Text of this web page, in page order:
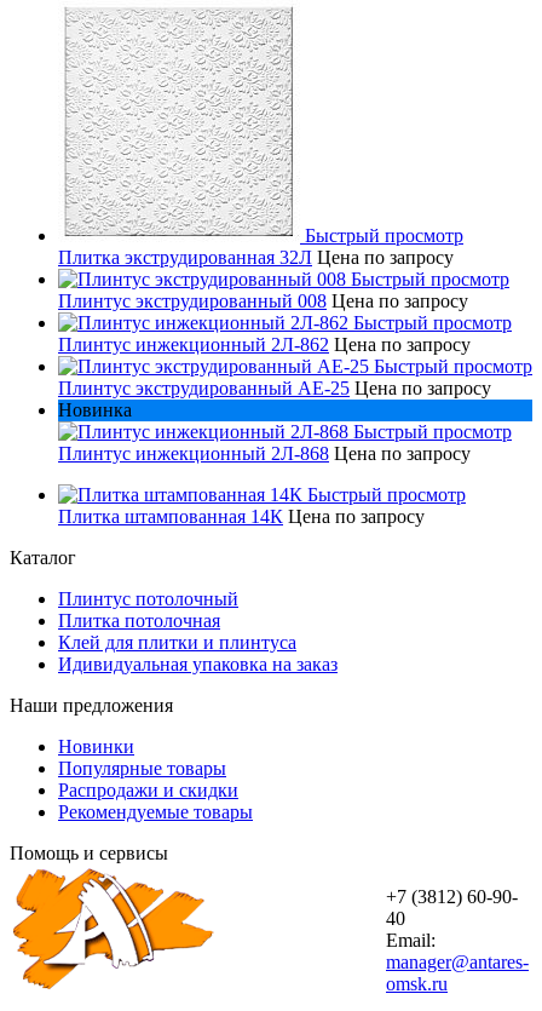
Быстрый просмотр
Плитка экструдированная 32Л Цена по запросу
Быстрый просмотр
Плинтус экструдированный 008 Цена по запросу
Быстрый просмотр
Плинтус инжекционный 2Л-862 Цена по запросу
Быстрый просмотр
Плинтус экструдированный AE-25 Цена по запросу
Новинка
Быстрый просмотр
Плинтус инжекционный 2Л-868 Цена по запросу
Быстрый просмотр
Плитка штампованная 14К Цена по запросу
Каталог
Плинтус потолочный
Плитка потолочная
Клей для плитки и плинтуса
Идивидуальная упаковка на заказ
Наши предложения
Новинки
Популярные товары
Распродажи и скидки
Рекомендуемые товары
Помощь и сервисы
+7 (3812) 60-90-
40
Email:
manager@antares-
omsk.ru